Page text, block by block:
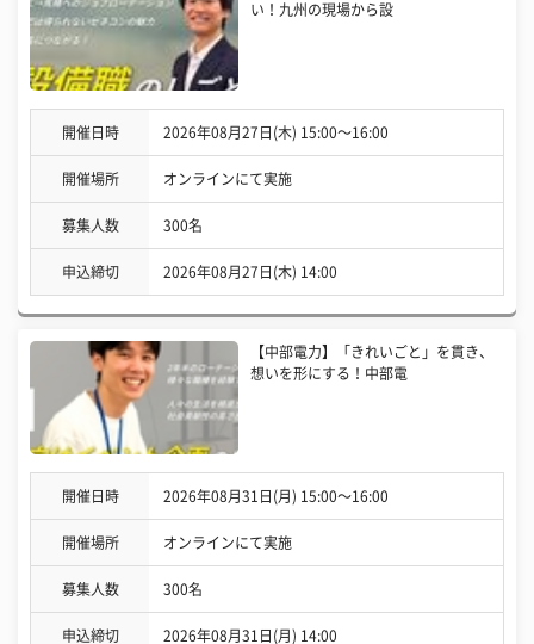
い！九州の現場から設
開催日時 2026年08月27日(木) 15:00〜16:00
開催場所 オンラインにて実施
募集人数 300名
申込締切 2026年08月27日(木) 14:00
【中部電力】「きれいごと」を貫き、
想いを形にする！中部電
開催日時 2026年08月31日(月) 15:00〜16:00
開催場所 オンラインにて実施
募集人数 300名
申込締切 2026年08月31日(月) 14:00